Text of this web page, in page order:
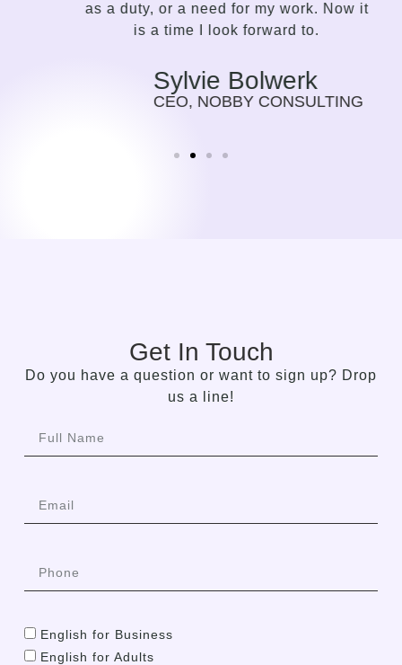
as a duty, or a need for my work. Now it
is a time I look forward to.
Sylvie Bolwerk
CEO, NOBBY CONSULTING
Get In Touch
Do you have a question or want to sign up? Drop
us a line!
English for Business
English for Adults